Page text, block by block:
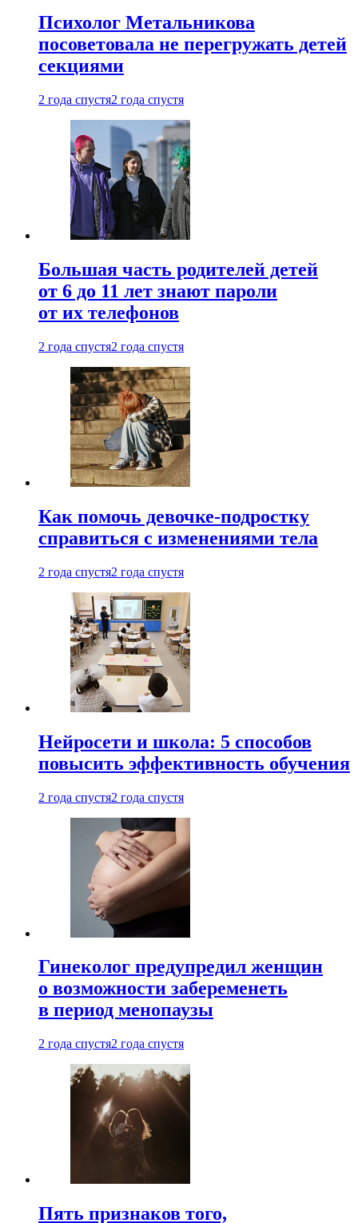
Психолог Метальникова
посоветовала не перегружать детей
секциями
2 года спустя2 года спустя
Большая часть родителей детей
от 6 до 11 лет знают пароли
от их телефонов
2 года спустя2 года спустя
Как помочь девочке-подростку
справиться с изменениями тела
2 года спустя2 года спустя
Нейросети и школа: 5 способов
повысить эффективность обучения
2 года спустя2 года спустя
Гинеколог предупредил женщин
о возможности забеременеть
в период менопаузы
2 года спустя2 года спустя
Пять признаков того,